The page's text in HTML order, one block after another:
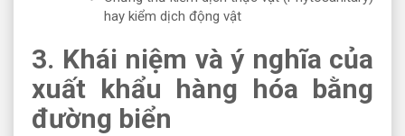
hay kiểm dịch động vật
3. Khái niệm và ý nghĩa của
xuất khẩu hàng hóa bằng
đường biển